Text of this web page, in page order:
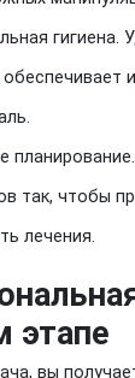
гигиена.
так, чтобы
лечения.
этапе
вы